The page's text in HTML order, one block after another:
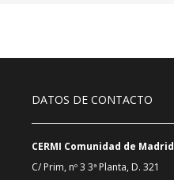
DATOS DE CONTACTO
CERMI Comunidad de Madrid
C/ Prim, nº 3 3ª Planta, D. 321